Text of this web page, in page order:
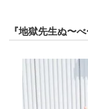
『地獄先生ぬ〜